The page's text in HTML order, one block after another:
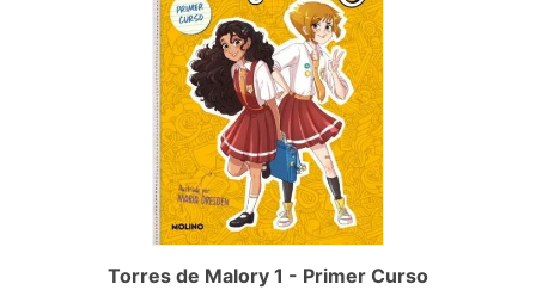
Torres de Malory 1 - Primer Curso